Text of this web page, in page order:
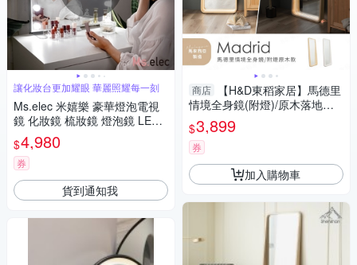
讓化妝台更加耀眼 華麗照耀每一刻
Ms.elec 米嬉樂 豪華燈泡電視
鏡 化妝鏡 梳妝鏡 燈泡鏡 LED
燈鏡
$4,980
券
貨到通知我
商店
【H&D東稻家居】馬德里
情境全身鏡(附燈)/原木落地鏡/
DIY自行組裝
$3,899
券
加入購物車